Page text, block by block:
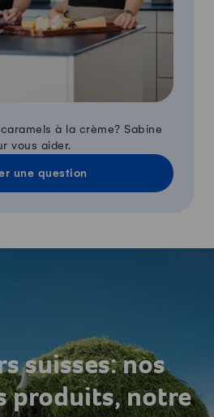
à la crème? Sabine
vous aider.
une question
suisses: nos
produits, notre